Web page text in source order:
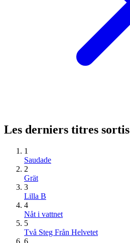
Les derniers titres sortis
1
Saudade
2
Grät
3
Lilla B
4
Nåt i vattnet
5
Två Steg Från Helvetet
6